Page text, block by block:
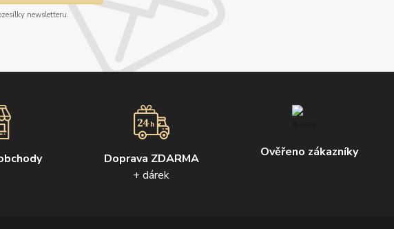
newsletteru.
Doprava ZDARMA
+ dárek
Ověřeno zákazníky